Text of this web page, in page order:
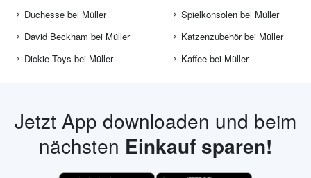
Duchesse bei Müller
David Beckham bei Müller
Dickie Toys bei Müller
Spielkonsolen bei Müller
Katzenzubehör bei Müller
Kaffee bei Müller
Jetzt App downloaden und beim
nächsten Einkauf sparen!